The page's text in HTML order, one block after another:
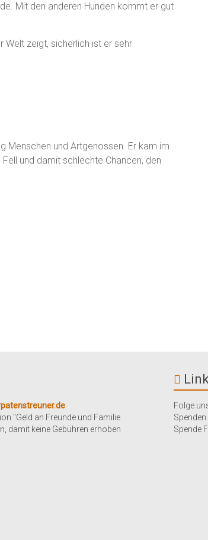
Mit den anderen Hunden kommt er gut
Welt zeigt, sicherlich ist er sehr
Menschen und Artgenossen. Er kam im
und damit schlechte Chancen, den
"Geld an Freunde und Familie
damit keine Gebühren erhoben
Folge
Spende